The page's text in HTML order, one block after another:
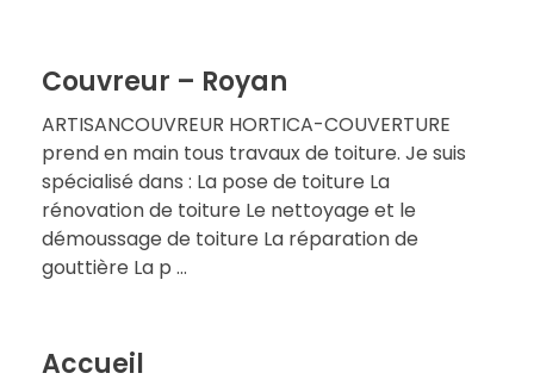
Couvreur – Royan
ARTISANCOUVREUR HORTICA-COUVERTURE
prend en main tous travaux de toiture. Je suis
spécialisé dans : La pose de toiture La
rénovation de toiture Le nettoyage et le
démoussage de toiture La réparation de
gouttière La p ...
Accueil